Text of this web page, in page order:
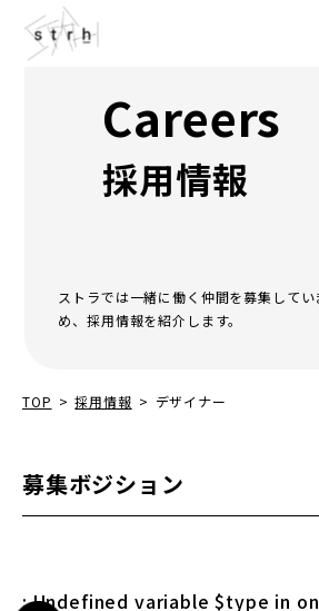
Careers
採用情報
ストラでは一緒に働く仲間を募集して
め、採用情報を紹介します。
TOP > 採用情報 > デザイナー
募集ボジション
まだ記
: Undefined variable $type in